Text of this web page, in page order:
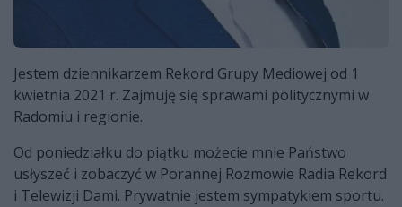
Jestem dziennikarzem Rekord Grupy Mediowej od 1
kwietnia 2021 r. Zajmuję się sprawami politycznymi w
Radomiu i regionie.
Od poniedziałku do piątku możecie mnie Państwo
usłyszeć i zobaczyć w Porannej Rozmowie Radia Rekord
i Telewizji Dami. Prywatnie jestem sympatykiem sportu.